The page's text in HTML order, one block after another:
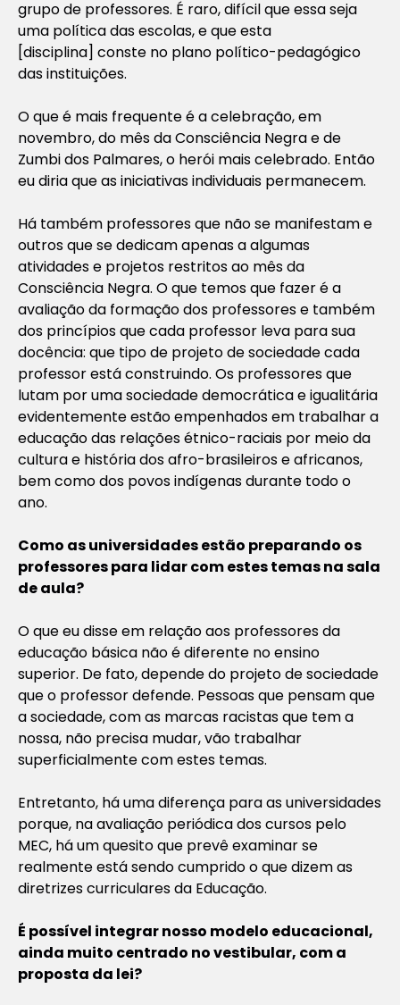
grupo de professores. É raro, difícil que essa seja
uma política das escolas, e que esta
[disciplina] conste no plano político-pedagógico
das instituições.
O que é mais frequente é a celebração, em
novembro, do mês da Consciência Negra e de
Zumbi dos Palmares, o herói mais celebrado. Então
eu diria que as iniciativas individuais permanecem.
Há também professores que não se manifestam e
outros que se dedicam apenas a algumas
atividades e projetos restritos ao mês da
Consciência Negra. O que temos que fazer é a
avaliação da formação dos professores e também
dos princípios que cada professor leva para sua
docência: que tipo de projeto de sociedade cada
professor está construindo. Os professores que
lutam por uma sociedade democrática e igualitária
evidentemente estão empenhados em trabalhar a
educação das relações étnico-raciais por meio da
cultura e história dos afro-brasileiros e africanos,
bem como dos povos indígenas durante todo o
ano.
Como as universidades estão preparando os
professores para lidar com estes temas na sala
de aula?
O que eu disse em relação aos professores da
educação básica não é diferente no ensino
superior. De fato, depende do projeto de sociedade
que o professor defende. Pessoas que pensam que
a sociedade, com as marcas racistas que tem a
nossa, não precisa mudar, vão trabalhar
superficialmente com estes temas.
Entretanto, há uma diferença para as universidades
porque, na avaliação periódica dos cursos pelo
MEC, há um quesito que prevê examinar se
realmente está sendo cumprido o que dizem as
diretrizes curriculares da Educação.
É possível integrar nosso modelo educacional,
ainda muito centrado no vestibular, com a
proposta da lei?